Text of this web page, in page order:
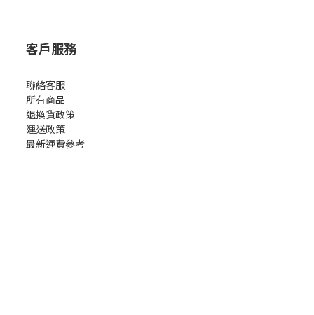
客戶服務
聯絡客服
所有商品
退換貨政策
運送政策
最新運費參考